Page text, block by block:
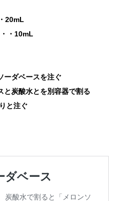
20mL
・10mL
ーダベースを注ぐ
と炭酸水とを別容器で割る
と注ぐ